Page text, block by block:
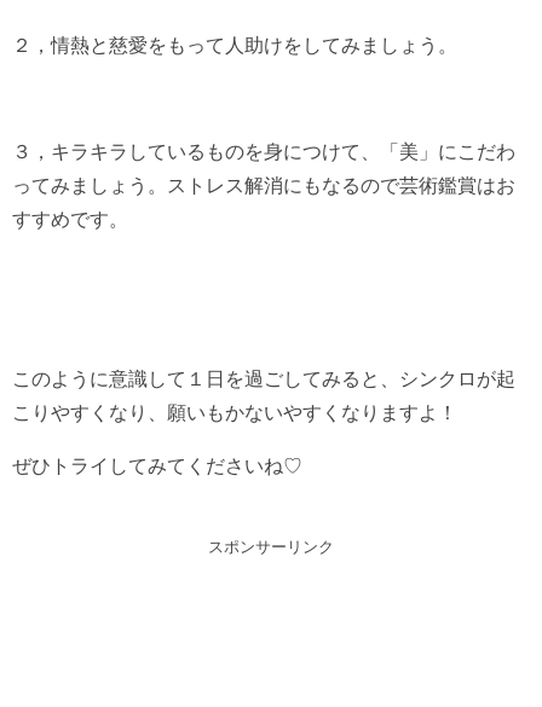
２，情熱と慈愛をもって人助けをしてみましょう。
３，キラキラしているものを身につけて、「美」にこだわ
ってみましょう。ストレス解消にもなるので芸術鑑賞はお
すすめです。
このように意識して１日を過ごしてみると、シンクロが起
こりやすくなり、願いもかないやすくなりますよ！
ぜひトライしてみてくださいね♡
スポンサーリンク